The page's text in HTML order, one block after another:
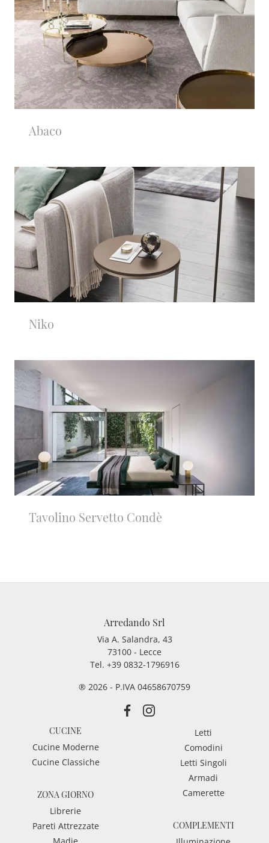
Abaco
Niko
Tavolino Servetto Condè
Arredando Srl
Via A. Salandra, 43
73100 - Lecce
Tel. +39 0832-1796916
® 2026 - P.IVA 04658670759
CUCINE
Cucine Moderne
Cucine Classiche
ZONA GIORNO
Librerie
Pareti Attrezzate
Letti
Comodini
Letti Singoli
Armadi
Camerette
COMPLEMENTI